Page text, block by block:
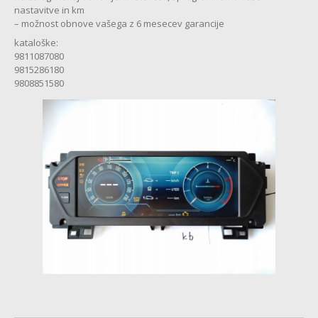
MENJALNIK
KOMFORTNA
ZAVORE
CHEVROLET
MULTIMEDIJA
CITROEN
BATERIJA
nastavitve in km
– možnost obnove vašega z 6 mesecev garancije
kataloške:
9811087080
9815286180
9808851580